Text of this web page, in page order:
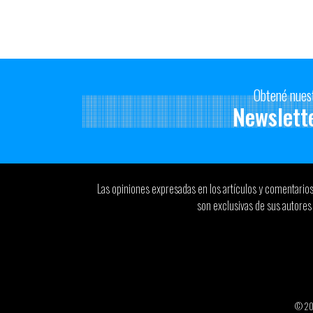
Obtené
Las opiniones expresadas en los artículos y
son exclusivas de sus
©